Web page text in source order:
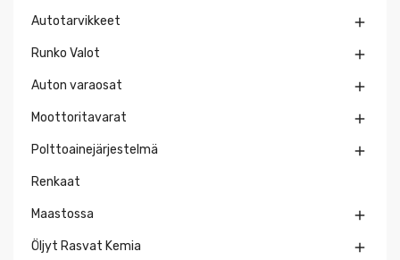
Autotarvikkeet 
Runko Valot 
Auton varaosat 
Moottoritavarat 
Polttoainejärjestelmä 
Renkaat
Maastossa 
Öljyt Rasvat Kemia 